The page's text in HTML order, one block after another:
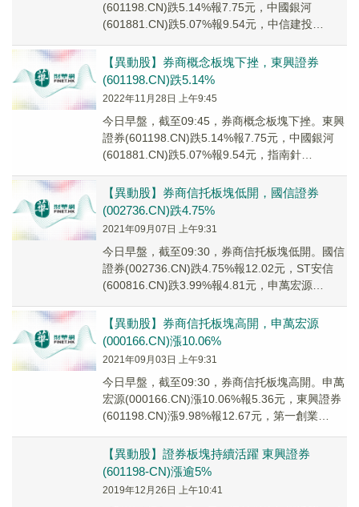
(601198.CN)跌5.14%報7.75元，中國銀河
(601881.CN)跌5.07%報9.54元，中信建投
【異動股】券商概念板塊下挫，東興證券
(601198.CN)跌5.14%
2022年11月28日 上午9:45
今日早盤，截至09:45，券商概念板塊下挫。東興
證券(601198.CN)跌5.14%報7.75元，中國銀河
(601881.CN)跌5.07%報9.54元，指南針
【異動股】券商信托板塊低開，國信證券
(002736.CN)跌4.75%
2021年09月07日 上午9:31
今日早盤，截至09:30，券商信托板塊低開。國信
證券(002736.CN)跌4.75%報12.02元，ST安信
(600816.CN)跌3.99%報4.81元，申萬宏源
【異動股】券商信托板塊高開，申萬宏源
(000166.CN)漲10.06%
2021年09月03日 上午9:31
今日早盤，截至09:30，券商信托板塊高開。申萬
宏源(000166.CN)漲10.06%報5.36元，東興證券
(601198.CN)漲9.98%報12.67元，第一創業
【異動股】證券板塊持續活躍 東興證券
(601198-CN)漲逾5%
2019年12月26日 上午10:41